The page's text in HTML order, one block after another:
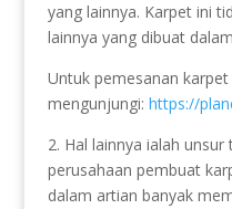
yang lainnya. Karpet ini
lainnya yang dibuat
Untuk pemesanan
mengunjungi: https://
2. Hal lainnya ialah
perusahaan pembuat
dalam artian banyak